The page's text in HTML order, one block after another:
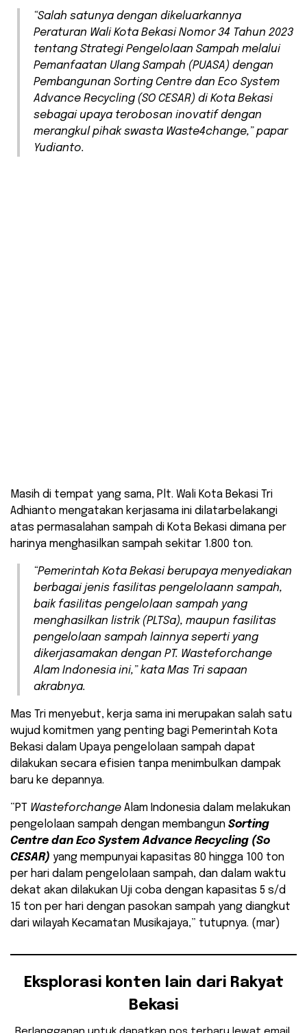
“Salah satunya dengan dikeluarkannya
Peraturan Wali Kota Bekasi Nomor 34 Tahun 2023
tentang Strategi Pengelolaan Sampah melalui
Pemanfaatan Ulang Sampah (PUASA) dengan
Pembangunan Sorting Centre dan Eco System
Advance Recycling (SO CESAR) di Kota Bekasi
sebagai upaya terobosan inovatif dengan
merangkul pihak swasta Waste4change,” papar
Yudianto.
Masih di tempat yang sama, Plt. Wali Kota Bekasi Tri
Adhianto mengatakan kerjasama ini dilatarbelakangi
atas permasalahan sampah di Kota Bekasi dimana per
harinya menghasilkan sampah sekitar 1.800 ton.
“Pemerintah Kota Bekasi berupaya menyediakan
berbagai jenis fasilitas pengelolaann sampah,
baik fasilitas pengelolaan sampah yang
menghasilkan listrik (PLTSa), maupun fasilitas
pengelolaan sampah lainnya seperti yang
dikerjasamakan dengan PT. Wasteforchange
Alam Indonesia ini,” kata Mas Tri sapaan
akrabnya.
Mas Tri menyebut, kerja sama ini merupakan salah satu
wujud komitmen yang penting bagi Pemerintah Kota
Bekasi dalam Upaya pengelolaan sampah dapat
dilakukan secara efisien tanpa menimbulkan dampak
baru ke depannya.
“PT Wasteforchange Alam Indonesia dalam melakukan
pengelolaan sampah dengan membangun Sorting
Centre dan Eco System Advance Recycling (So
CESAR) yang mempunyai kapasitas 80 hingga 100 ton
per hari dalam pengelolaan sampah, dan dalam waktu
dekat akan dilakukan Uji coba dengan kapasitas 5 s/d
15 ton per hari dengan pasokan sampah yang diangkut
dari wilayah Kecamatan Musikajaya,” tutupnya. (mar)
Eksplorasi konten lain dari Rakyat
Bekasi